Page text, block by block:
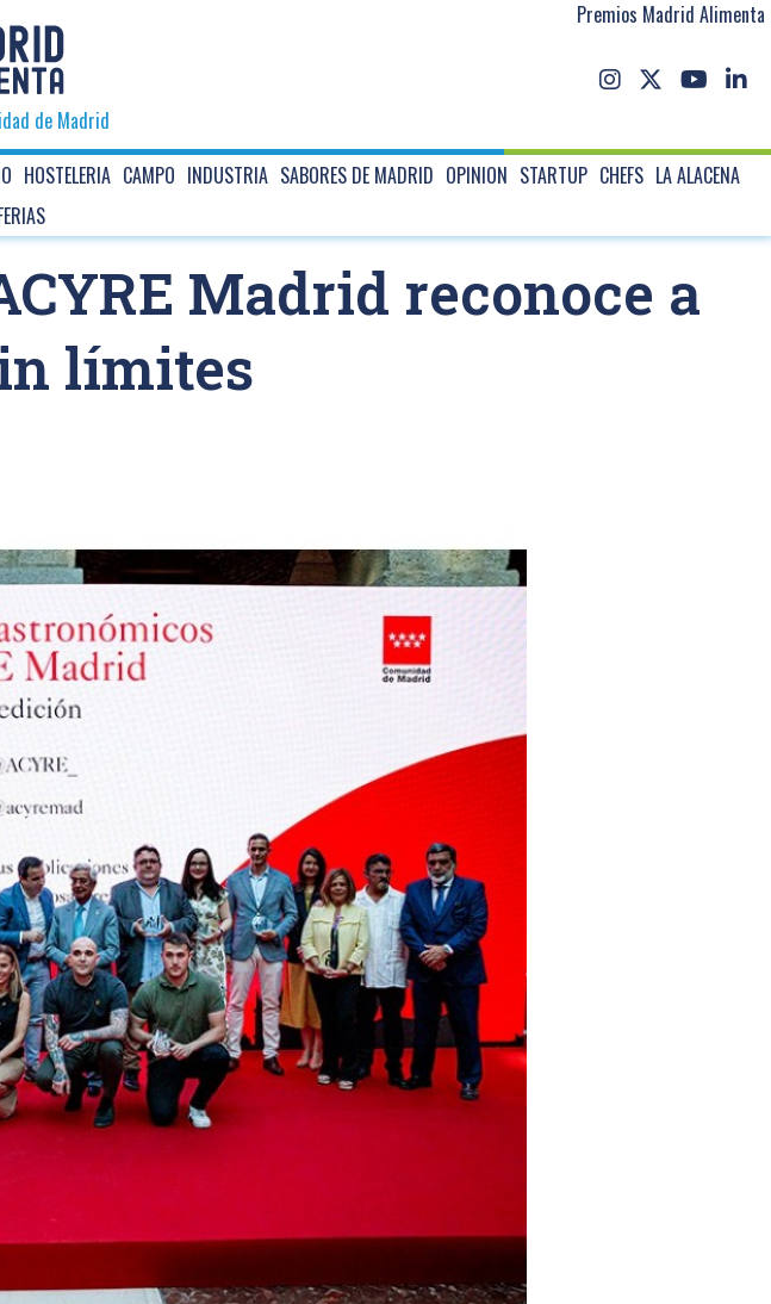
de Madrid
Premios Madrid Alimenta
HOSTELERIA CAMPO INDUSTRIA SABORES DE MADRID OPINION STARTUP CHEFS LA ALACENA
Madrid reconoce a
límites